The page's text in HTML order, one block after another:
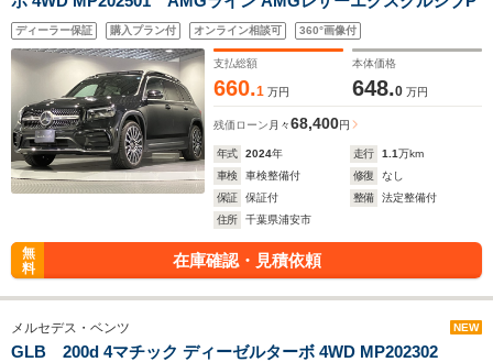
ディーラー保証 購入プラン付 オンライン相談可 360°画像付
支払総額
660.1 万円
本体価格
648.0 万円
残価ローン 月々68,400円
年式 2024年 走行 1.1万km
車検
車検整備付 修復
なし
保証
保証付 整備
法定整備付
住所
千葉県浦安市
無
料
在庫確認・見積依頼
メルセデス・ベンツ NEW
GLB 200d 4マチック ディーゼルターボ 4WD MP202302